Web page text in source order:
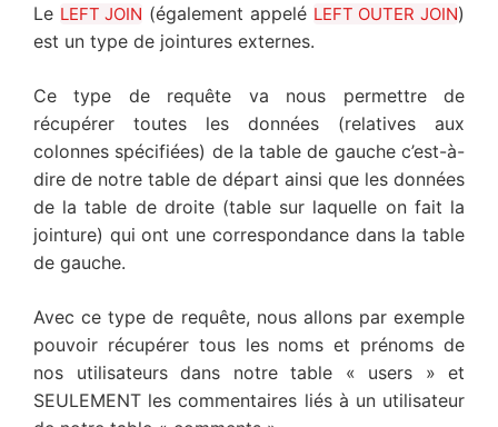
Le LEFT JOIN (également appelé LEFT OUTER JOIN)
est un type de jointures externes.
Ce type de requête va nous permettre de
récupérer toutes les données (relatives aux
colonnes spécifiées) de la table de gauche c’est-à-
dire de notre table de départ ainsi que les données
de la table de droite (table sur laquelle on fait la
jointure) qui ont une correspondance dans la table
de gauche.
Avec ce type de requête, nous allons par exemple
pouvoir récupérer tous les noms et prénoms de
nos utilisateurs dans notre table « users » et
SEULEMENT les commentaires liés à un utilisateur